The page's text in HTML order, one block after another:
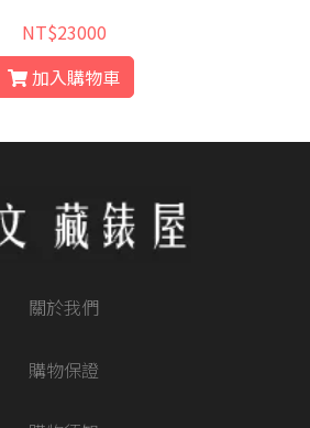
NT$23000
加入購物車
關於我們
購物保證